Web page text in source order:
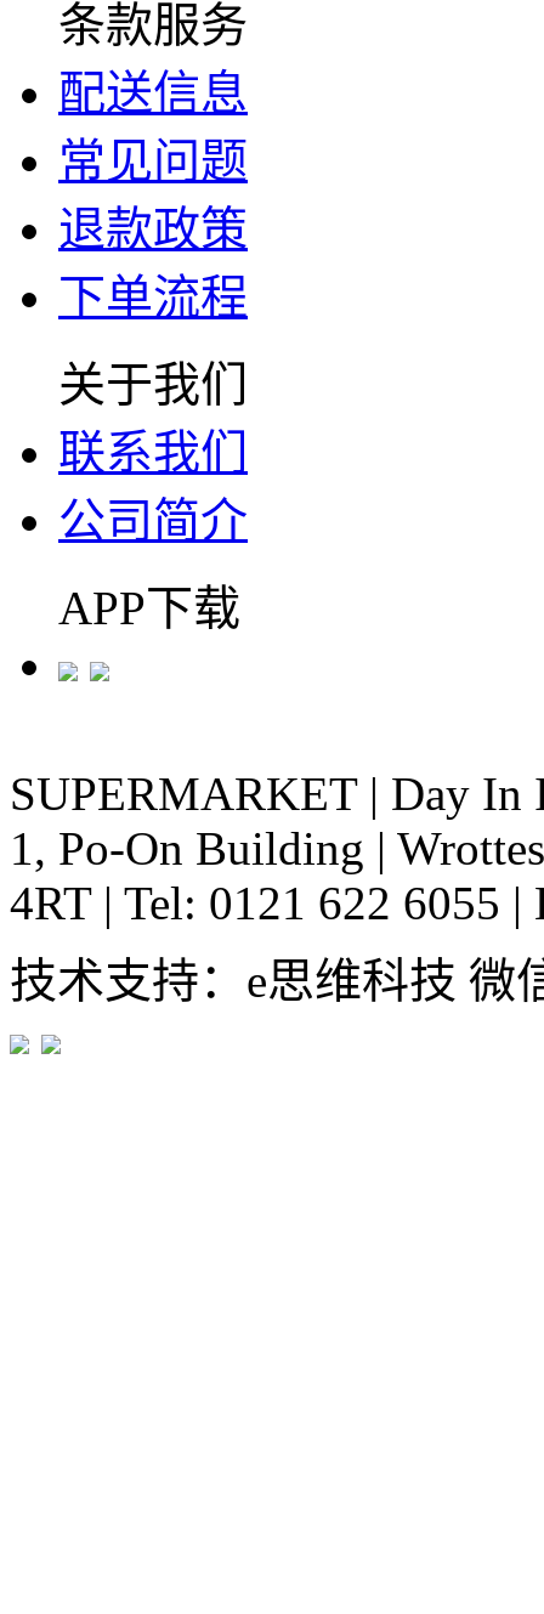
条款服务
配送信息
常见问题
退款政策
下单流程
关于我们
联系我们
公司简介
APP下载
SUPERMARKET | Day In
1, Po-On Building |
4RT | Tel: 0121 622 6055 |
技术支持：e思维科技 微